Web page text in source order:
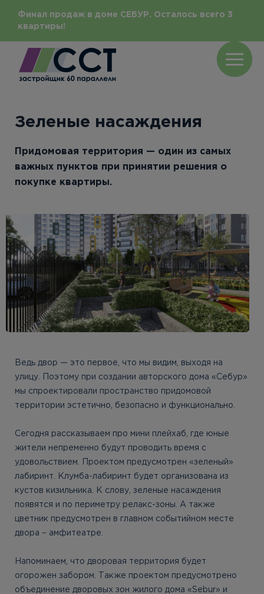
Финал продаж в доме СЕБУР. Осталось всего 3
квартиры!
Зеленые насаждения
Придомовая территория — один из самых
важных пунктов при принятии решения о
покупке квартиры.
Ведь двор — это первое, что мы видим, выходя на
улицу. Поэтому при создании авторского дома «Себур»
мы спроектировали пространство придомовой
территории эстетично, безопасно и функционально.
Сегодня рассказываем про мини плейхаб, где юные
жители непременно будут проводить время с
удовольствием. Проектом предусмотрен «зеленый»
лабиринт. Клумба-лабиринт будет организована из
кустов кизильника. К слову, зеленые насаждения
появятся и по периметру релакс-зоны. А также
цветник предусмотрен в главном событийном месте
двора – амфитеатре.
Напоминаем, что дворовая территория будет
огорожен забором. Также проектом предусмотрено
объединение дворовых зон жилого дома «Sebur» и